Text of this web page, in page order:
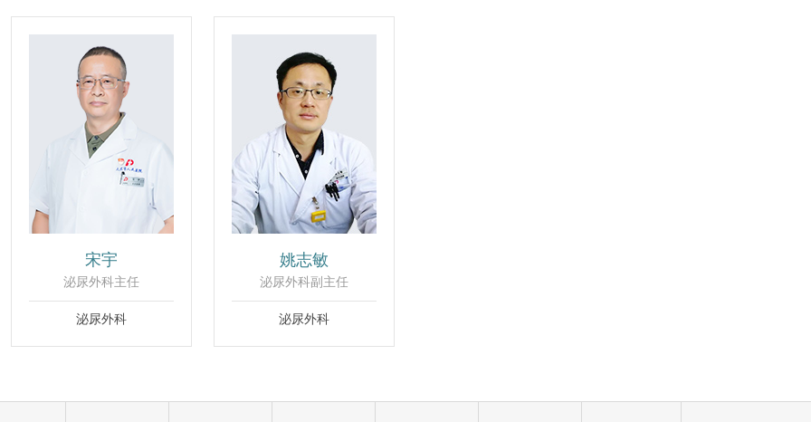
宋宇
泌尿外科主任
泌尿外科
姚志敏
泌尿外科副主任
泌尿外科